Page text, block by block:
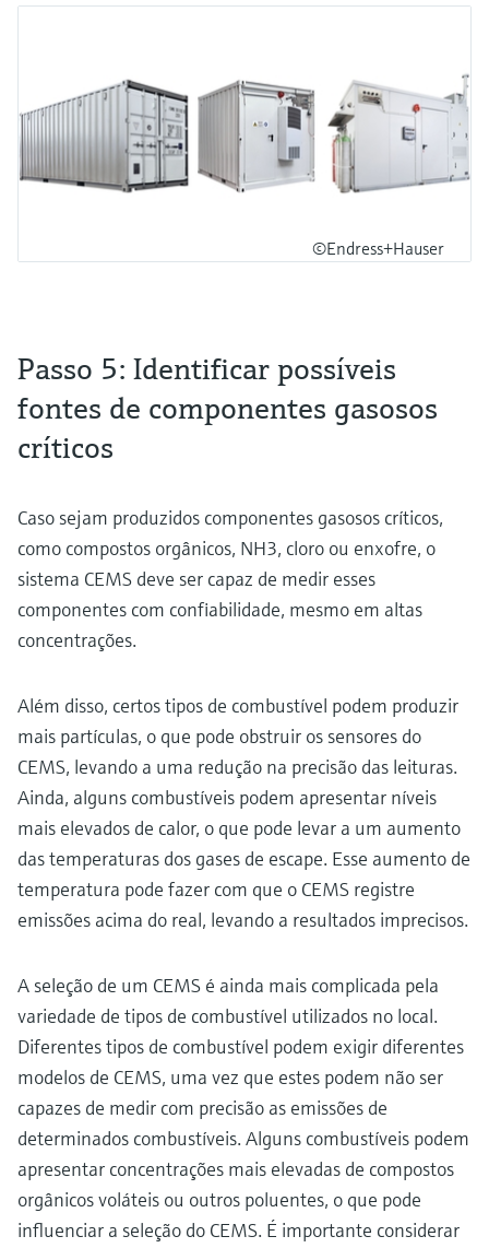
©Endress+Hauser
Passo 5: Identificar possíveis
fontes de componentes gasosos
críticos
Caso sejam produzidos componentes gasosos críticos,
como compostos orgânicos, NH3, cloro ou enxofre, o
sistema CEMS deve ser capaz de medir esses
componentes com confiabilidade, mesmo em altas
concentrações.
Além disso, certos tipos de combustível podem produzir
mais partículas, o que pode obstruir os sensores do
CEMS, levando a uma redução na precisão das leituras.
Ainda, alguns combustíveis podem apresentar níveis
mais elevados de calor, o que pode levar a um aumento
das temperaturas dos gases de escape. Esse aumento de
temperatura pode fazer com que o CEMS registre
emissões acima do real, levando a resultados imprecisos.
A seleção de um CEMS é ainda mais complicada pela
variedade de tipos de combustível utilizados no local.
Diferentes tipos de combustível podem exigir diferentes
modelos de CEMS, uma vez que estes podem não ser
capazes de medir com precisão as emissões de
determinados combustíveis. Alguns combustíveis podem
apresentar concentrações mais elevadas de compostos
orgânicos voláteis ou outros poluentes, o que pode
influenciar a seleção do CEMS. É importante considerar